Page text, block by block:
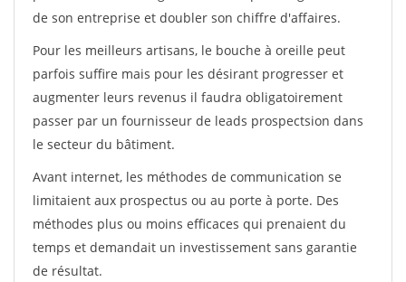
de son entreprise et doubler son chiffre d'affaires.
Pour les meilleurs artisans, le bouche à oreille peut
parfois suffire mais pour les désirant progresser et
augmenter leurs revenus il faudra obligatoirement
passer par un fournisseur de leads prospectsion dans
le secteur du bâtiment.
Avant internet, les méthodes de communication se
limitaient aux prospectus ou au porte à porte. Des
méthodes plus ou moins efficaces qui prenaient du
temps et demandait un investissement sans garantie
de résultat.